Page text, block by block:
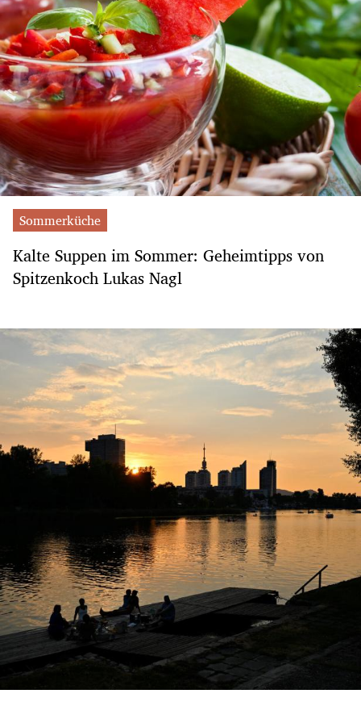
Sommerküche
Kalte Suppen im Sommer: Geheimtipps von
Spitzenkoch Lukas Nagl